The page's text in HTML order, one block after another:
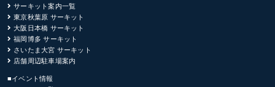
サーキット案内一覧
東京秋葉原 サーキット
大阪日本橋 サーキット
福岡博多 サーキット
さいたま大宮 サーキット
店舗周辺駐車場案内
■イベント情報